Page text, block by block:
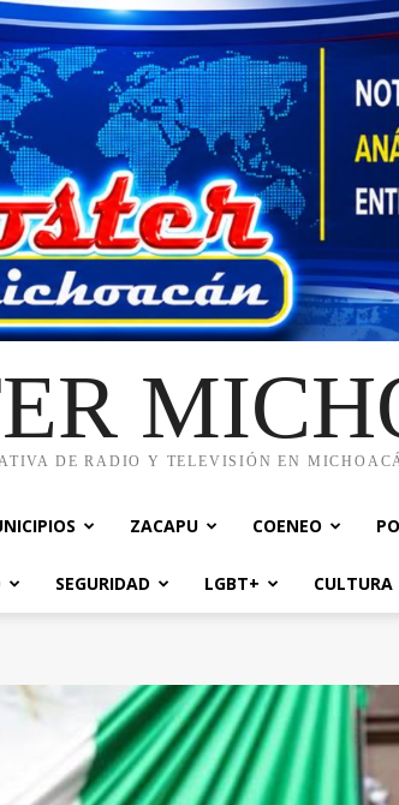
DE RADIO Y TELEVISIÓN EN
ZACAPU COENEO
SEGURIDAD LGBT+ CULTURA